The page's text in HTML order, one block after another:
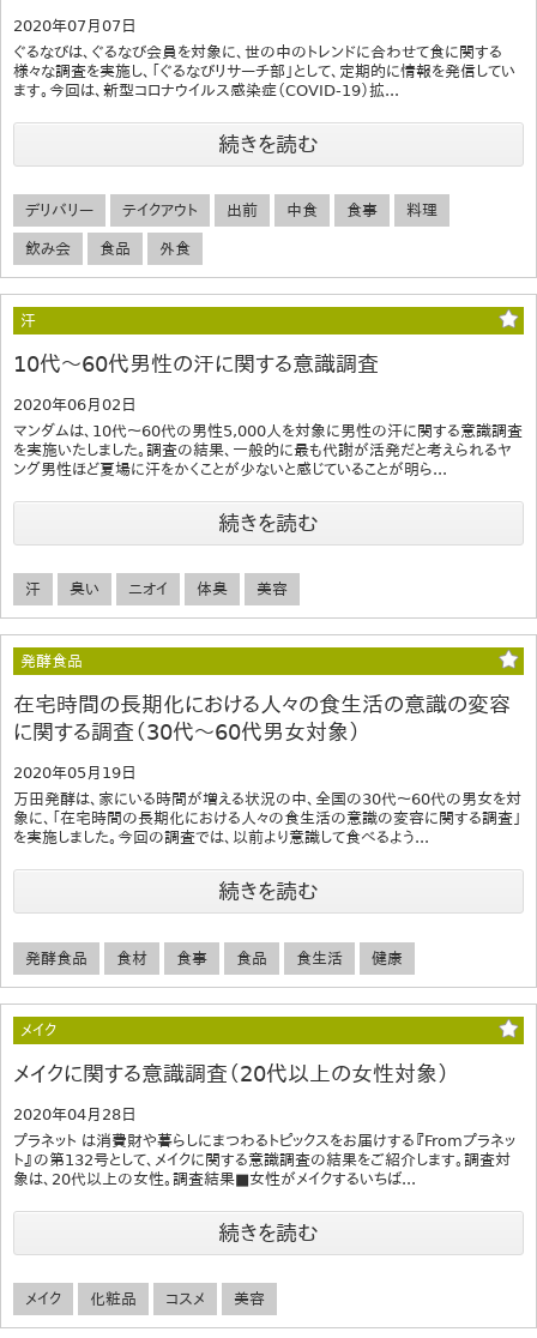
2020年07月07日
ぐるなびは、ぐるなび会員を対象に、世の中のトレンドに合わせて食に関する
様々な調査を実施し、「ぐるなびリサーチ部」として、定期的に情報を発信してい
ます。今回は、新型コロナウイルス感染症（COVID-19）拡...
続きを読む
デリバリー テイクアウト 出前 中食 食事 料理
飲み会 食品 外食
汗
10代～60代男性の汗に関する意識調査
2020年06月02日
マンダムは、10代～60代の男性5,000人を対象に男性の汗に関する意識調査
を実施いたしました。調査の結果、一般的に最も代謝が活発だと考えられるヤ
ング男性ほど夏場に汗をかくことが少ないと感じていることが明ら...
続きを読む
汗 臭い ニオイ 体臭 美容
発酵食品
在宅時間の長期化における人々の食生活の意識の変容
に関する調査（30代～60代男女対象）
2020年05月19日
万田発酵は、家にいる時間が増える状況の中、全国の30代～60代の男女を対
象に、「在宅時間の長期化における人々の食生活の意識の変容に関する調査」
を実施しました。今回の調査では、以前より意識して食べるよう...
続きを読む
発酵食品 食材 食事 食品 食生活 健康
メイク
メイクに関する意識調査（20代以上の女性対象）
2020年04月28日
プラネット は消費財や暮らしにまつわるトピックスをお届けする『Fromプラネッ
ト』の第132号として、メイクに関する意識調査の結果をご紹介します。調査対
象は、20代以上の女性。調査結果■女性がメイクするいちば...
続きを読む
メイク 化粧品 コスメ 美容